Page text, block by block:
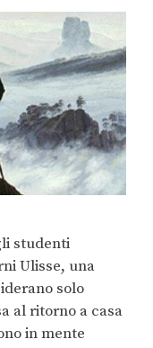
studenti
Ulisse, una
solo
al ritorno a casa
in mente